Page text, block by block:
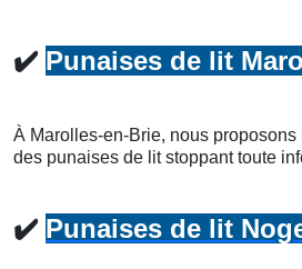
✔️ Punaises de lit
À Marolles-en-Brie, nous
des punaises de lit stoppant toute
✔️ Punaises de lit